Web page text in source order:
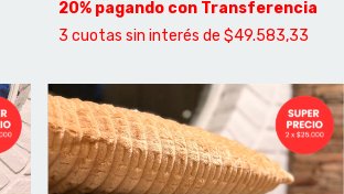
3 cuotas sin interés de$49.583,33